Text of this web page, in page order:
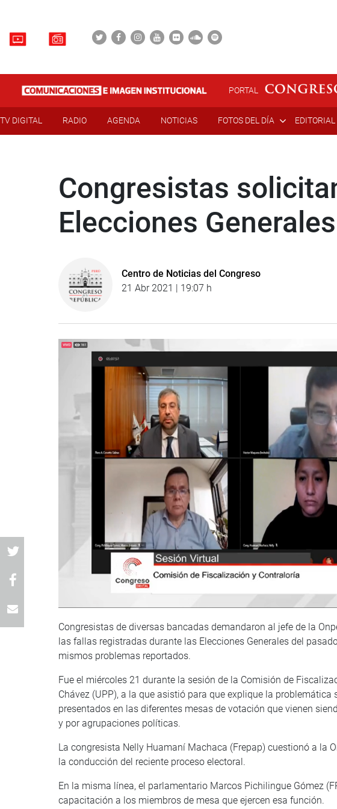
PORTAL
TV DIGITAL RADIO AGENDA NOTICIAS FOTOS DEL DÍA EDITORIAL
Congresistas
Elecciones
Centro de Noticias del Congreso
21 Abr 2021 | 19:07 h
Congresistas de diversas bancadas demandaron al jefe de la
las fallas registradas durante las Elecciones Generales del
mismos problemas reportados.
Fue el miércoles 21 durante la sesión de la Comisión de
Chávez (UPP), a la que asistió para que explique la
presentados en las diferentes mesas de votación que vienen
y por agrupaciones políticas.
La congresista Nelly Huamaní Machaca (Frepap) cuestionó a la
la conducción del reciente proceso electoral.
En la misma línea, el parlamentario Marcos Pichilingue Gómez
capacitación a los miembros de mesa que ejercen esa función.